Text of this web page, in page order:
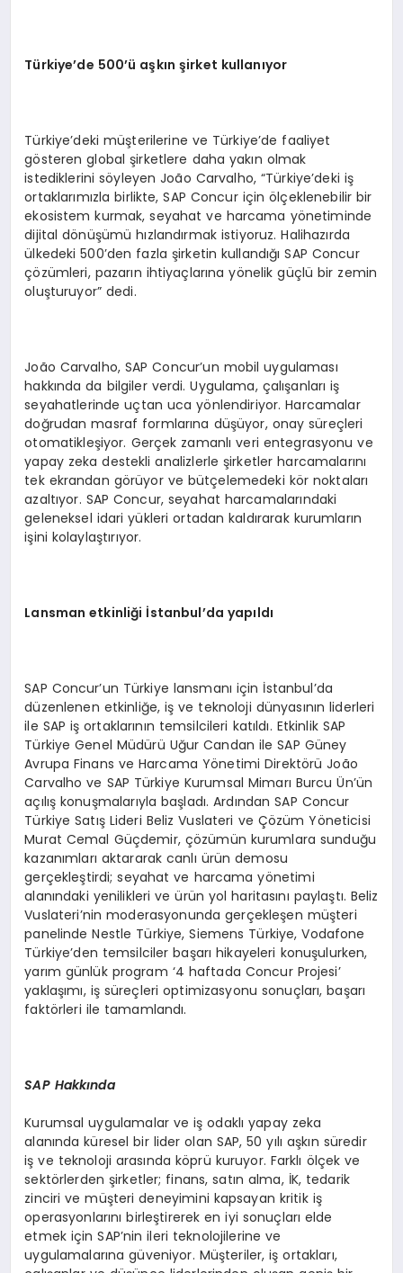
Türkiye’de 500’ü aşkın şirket kullanıyor
Türkiye’deki müşterilerine ve Türkiye’de faaliyet
gösteren global şirketlere daha yakın olmak
istediklerini söyleyen João Carvalho, “Türkiye’deki iş
ortaklarımızla birlikte, SAP Concur için ölçeklenebilir bir
ekosistem kurmak, seyahat ve harcama yönetiminde
dijital dönüşümü hızlandırmak istiyoruz. Halihazırda
ülkedeki 500’den fazla şirketin kullandığı SAP Concur
çözümleri, pazarın ihtiyaçlarına yönelik güçlü bir zemin
oluşturuyor” dedi.
João Carvalho, SAP Concur’un mobil uygulaması
hakkında da bilgiler verdi. Uygulama, çalışanları iş
seyahatlerinde uçtan uca yönlendiriyor. Harcamalar
doğrudan masraf formlarına düşüyor, onay süreçleri
otomatikleşiyor. Gerçek zamanlı veri entegrasyonu ve
yapay zeka destekli analizlerle şirketler harcamalarını
tek ekrandan görüyor ve bütçelemedeki kör noktaları
azaltıyor. SAP Concur, seyahat harcamalarındaki
geleneksel idari yükleri ortadan kaldırarak kurumların
işini kolaylaştırıyor.
Lansman etkinliği İstanbul’da yapıldı
SAP Concur’un Türkiye lansmanı için İstanbul’da
düzenlenen etkinliğe, iş ve teknoloji dünyasının liderleri
ile SAP iş ortaklarının temsilcileri katıldı. Etkinlik SAP
Türkiye Genel Müdürü Uğur Candan ile SAP Güney
Avrupa Finans ve Harcama Yönetimi Direktörü João
Carvalho ve SAP Türkiye Kurumsal Mimarı Burcu Ün’ün
açılış konuşmalarıyla başladı. Ardından SAP Concur
Türkiye Satış Lideri Beliz Vuslateri ve Çözüm Yöneticisi
Murat Cemal Güçdemir, çözümün kurumlara sunduğu
kazanımları aktararak canlı ürün demosu
gerçekleştirdi; seyahat ve harcama yönetimi
alanındaki yenilikleri ve ürün yol haritasını paylaştı. Beliz
Vuslateri’nin moderasyonunda gerçekleşen müşteri
panelinde Nestle Türkiye, Siemens Türkiye, Vodafone
Türkiye’den temsilciler başarı hikayeleri konuşulurken,
yarım günlük program ‘4 haftada Concur Projesi’
yaklaşımı, iş süreçleri optimizasyonu sonuçları, başarı
faktörleri ile tamamlandı.
SAP Hakkında
Kurumsal uygulamalar ve iş odaklı yapay zeka
alanında küresel bir lider olan SAP, 50 yılı aşkın süredir
iş ve teknoloji arasında köprü kuruyor. Farklı ölçek ve
sektörlerden şirketler; finans, satın alma, İK, tedarik
zinciri ve müşteri deneyimini kapsayan kritik iş
operasyonlarını birleştirerek en iyi sonuçları elde
etmek için SAP’nin ileri teknolojilerine ve
uygulamalarına güveniyor. Müşteriler, iş ortakları,